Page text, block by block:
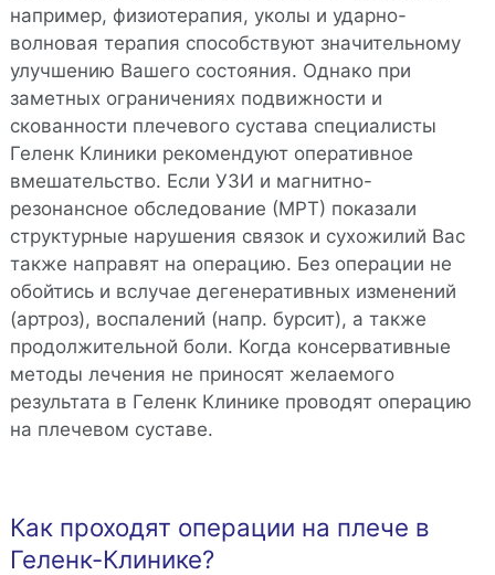
например, физиотерапия, уколы и ударно-
волновая терапия способствуют значительному
улучшению Вашего состояния. Однако при
заметных ограничениях подвижности и
скованности плечевого сустава специалисты
Геленк Клиники рекомендуют оперативное
вмешательство. Если УЗИ и магнитно-
резонансное обследование (МРТ) показали
структурные нарушения связок и сухожилий Вас
также направят на операцию. Без операции не
обойтись и вслучае дегенеративных изменений
(артроз), воспалений (напр. бурсит), а также
продолжительной боли. Когда консервативные
методы лечения не приносят желаемого
результата в Геленк Клинике проводят операцию
на плечевом суставе.
Как проходят операции на плече в
Геленк-Клинике?